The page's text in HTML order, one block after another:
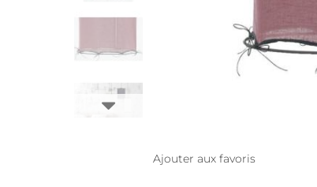
Ajouter aux favoris